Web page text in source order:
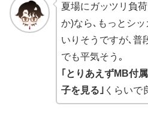
夏場にガッツリ負
か)なら､もっとシ
いりそうですが､普
でも平気そう｡
｢とりあえずMB付
子を見る｣ くらいで